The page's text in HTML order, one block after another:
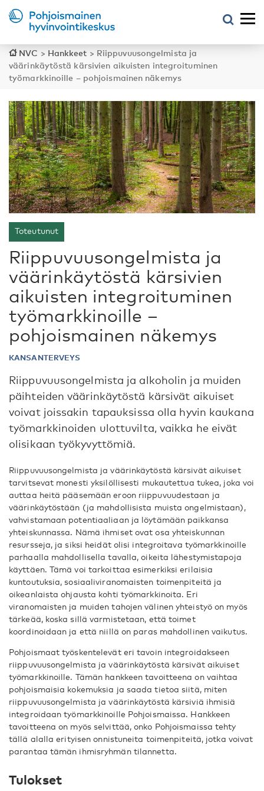
NVC > Hankkeet > Riippuvuusongelmista ja
väärinkäytöstä kärsivien aikuisten integroituminen
työmarkkinoille – pohjoismainen näkemys
Toteutunut
Riippuvuusongelmista ja
väärinkäytöstä kärsivien
aikuisten integroituminen
työmarkkinoille –
pohjoismainen näkemys
KANSANTERVEYS
Riippuvuusongelmista ja alkoholin ja muiden
päihteiden väärinkäytöstä kärsivät aikuiset
voivat joissakin tapauksissa olla hyvin kaukana
työmarkkinoiden ulottuvilta, vaikka he eivät
olisikaan työkyvyttömiä.
Riippuvuusongelmista ja väärinkäytöstä kärsivät aikuiset
tarvitsevat monesti yksilöllisesti mukautettua tukea, joka voi
auttaa heitä pääsemään eroon riippuvuudestaan ja
väärinkäytöstään (ja mahdollisista muista ongelmistaan),
vahvistamaan potentiaaliaan ja löytämään paikkansa
yhteiskunnassa. Nämä ihmiset ovat osa yhteiskunnan
resursseja, ja siksi heidät olisi integroitava työmarkkinoille
parhaalla mahdollisella tavalla, oikeita lähestymistapoja
käyttäen. Tämä voi tarkoittaa esimerkiksi erilaisia
kuntoutuksia, sosiaaliviranomaisten toimenpiteitä ja
oikeanlaista ohjausta kohti työmarkkinoita. Eri
viranomaisten ja muiden tahojen välinen yhteistyö on myös
tärkeää, koska sillä varmistetaan, että toimet
koordinoidaan ja että niillä on paras mahdollinen vaikutus.
Pohjoismaat työskentelevät eri tavoin integroidakseen
riippuvuusongelmista ja väärinkäytöstä kärsivät aikuiset
työmarkkinoille. Tämän hankkeen tavoitteena on vaihtaa
pohjoismaisia kokemuksia ja saada tietoa siitä, miten
riippuvuusongelmista ja väärinkäytöstä kärsiviä ihmisiä
integroidaan työmarkkinoille Pohjoismaissa. Hankkeen
tavoitteena on myös selvittää, onko Pohjoismaissa tehty
tällä alalla erityisen onnistuneita toimenpiteitä, jotka voivat
parantaa tämän ihmisryhmän tilannetta.
Tulokset